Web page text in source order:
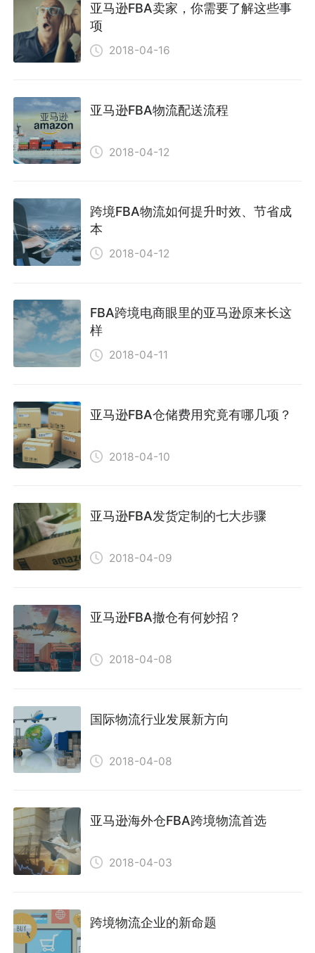
亚马逊FBA卖家，你需要了解这些事
项
2018-04-16
亚马逊FBA物流配送流程
2018-04-12
跨境FBA物流如何提升时效、节省成
本
2018-04-12
FBA跨境电商眼里的亚马逊原来长这
样
2018-04-11
亚马逊FBA仓储费用究竟有哪几项？
2018-04-10
亚马逊FBA发货定制的七大步骤
2018-04-09
亚马逊FBA撤仓有何妙招？
2018-04-08
国际物流行业发展新方向
2018-04-08
亚马逊海外仓FBA跨境物流首选
2018-04-03
跨境物流企业的新命题